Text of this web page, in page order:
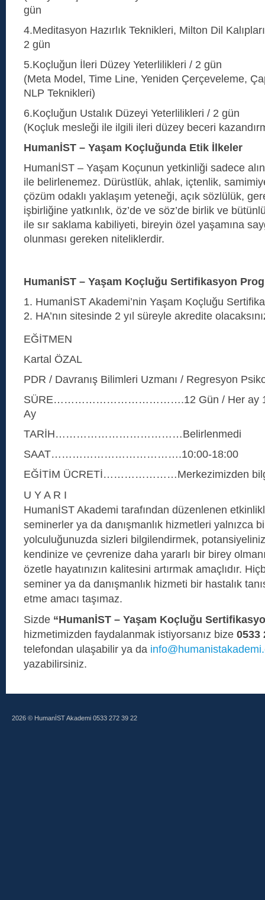
gün
4.Meditasyon Hazırlık Teknikleri, Milton Dil
2 gün
5.Koçluğun İleri Düzey Yeterlilikleri / 2 gün
(Meta Model, Time Line, Yeniden Çerçeveleme,
NLP Teknikleri)
6.Koçluğun Ustalık Düzeyi Yeterlilikleri / 2 gün
(Koçluk mesleği ile ilgili ileri düzey beceri
HumanİST – Yaşam Koçluğunda Etik İlkeler
HumanİST – Yaşam Koçunun yetkinliği sadece
ile belirlenemez. Dürüstlük, ahlak, içtenlik,
çözüm odaklı yaklaşım yeteneği, açık sözlülük,
işbirliğine yatkınlık, öz’de ve söz’de birlik ve
ile sır saklama kabiliyeti, bireyin özel yaşamına
olunması gereken niteliklerdir.
HumanİST – Yaşam Koçluğu Sertifikasyon
HumanİST Akademi’nin Yaşam Koçluğu
HA’nın sitesinde 2 yıl süreyle akredite
EĞİTMEN
Kartal ÖZAL
PDR / Davranış Bilimleri Uzmanı / Regresyon
SÜRE……………………………….12 Gün / Her ay 1
Ay
TARİH………………………………Belirlenmedi
SAAT……………………………….10:00-18:00
EĞİTİM ÜCRETİ…………………Merkezimizden bilgi
U Y A R I
HumanİST Akademi tarafından düzenlenen
seminerler ya da danışmanlık hizmetleri yalnızca
yolculuğunuzda sizleri bilgilendirmek,
kendinize ve çevrenize daha yararlı bir birey
özetle hayatınızın kalitesini artırmak amaçlıdır.
seminer ya da danışmanlık hizmeti bir hastalık
etme amacı taşımaz.
Sizde “HumanİST – Yaşam Koçluğu
hizmetimizden faydalanmak istiyorsanız bize 0533
telefondan ulaşabilir ya da
yazabilirsiniz.
2026 © HumanİST Akademi 0533 272 39 22